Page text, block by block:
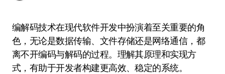
编解码技术在现代软件开发中扮演着至关重要的角
色，无论是数据传输、文件存储还是网络通信，都
离不开编码与解码的过程。理解其原理和实现方
式，有助于开发者构建更高效、稳定的系统。